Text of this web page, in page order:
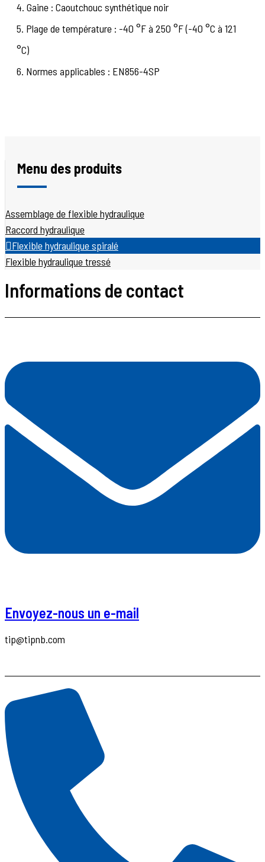
4. Gaine : Caoutchouc synthétique noir
5. Plage de température : -40 °F à 250 °F (-40 °C à 121
°C)
6. Normes applicables : EN856-4SP
Menu des produits
Assemblage de flexible hydraulique
Raccord hydraulique
Flexible hydraulique spiralé
Flexible hydraulique tressé
Informations de contact
Envoyez-nous un e-mail
tip@tipnb.com